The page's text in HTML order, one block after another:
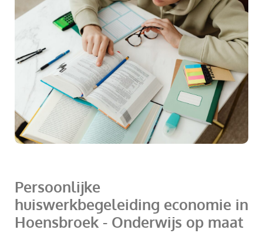
Persoonlijke
huiswerkbegeleiding economie in
Hoensbroek - Onderwijs op maat